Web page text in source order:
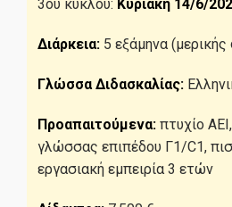
3ου κύκλου: Κυριακή 14/6/
Διάρκεια: 5 εξάμηνα
Γλώσσα Διδασκαλίας:
Προαπαιτούμενα: πτυχίο
γλώσσας επιπέδου Γ1/C1,
εργασιακή εμπειρία 3 ετών